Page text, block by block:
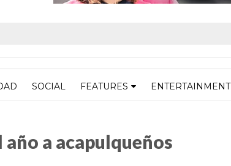
SOCIAL FEATURES ENTERTAINMENT
a acapulqueños